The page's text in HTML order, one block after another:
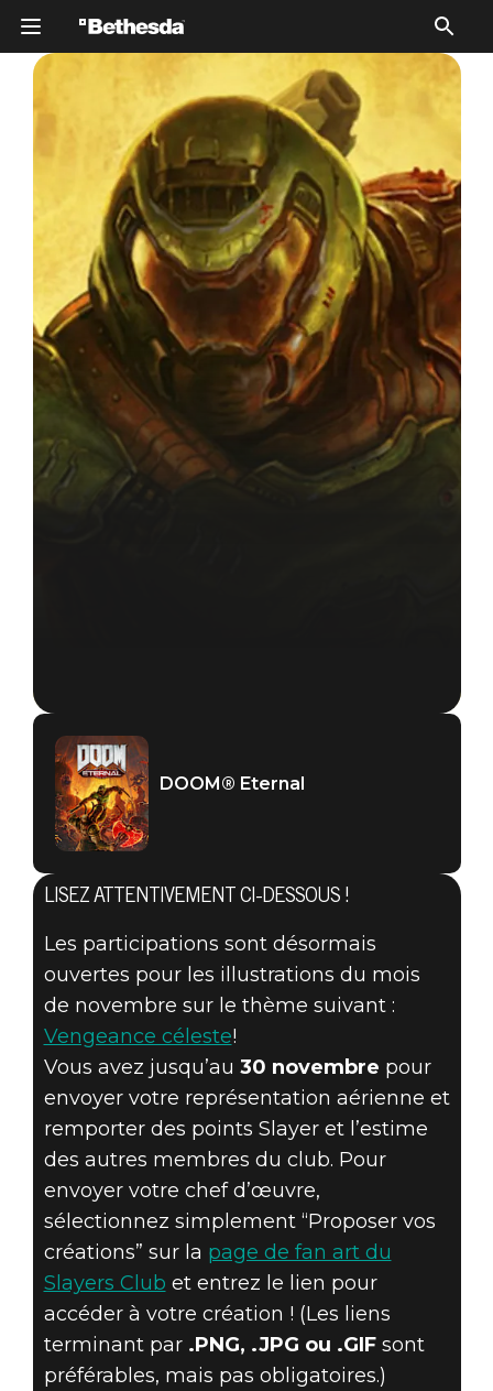
DOOM® Eternal
15 novembre 2019
LES
PARTICIPATIONS
POUR
NOVEMBRE
SONT
OUVERTES –
ENVOYEZ-NOUS
VOS CRÉATIONS
!
DOOM® Eternal
LISEZ ATTENTIVEMENT CI-DESSOUS !
Les participations sont désormais
ouvertes pour les illustrations du mois
de novembre sur le thème suivant :
Vengeance céleste!
Vous avez jusqu’au 30 novembre pour
envoyer votre représentation aérienne et
remporter des points Slayer et l’estime
des autres membres du club. Pour
envoyer votre chef d’œuvre,
sélectionnez simplement “Proposer vos
créations” sur la page de fan art du
Slayers Club et entrez le lien pour
accéder à votre création ! (Les liens
terminant par .PNG, .JPG ou .GIFsont
préférables, mais pas obligatoires.)